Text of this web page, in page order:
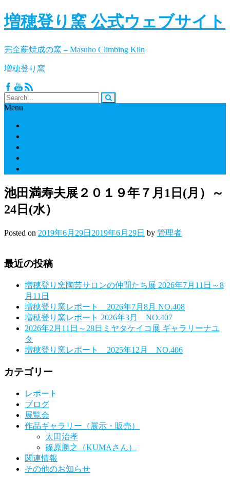
増穂登り窯 公式ウェブサイト
完全薪焼成の窯 – Masuho Climbing Kiln
増穂登り窯
Menu
池田満寿夫展２０１９年７月1日(月）～
24日(水）
Posted on 2019年6月29日 2019年6月29日 by 管理者
最近の投稿
増穂登り窯陶芸サロンの仲間たち展 2026年7月11日～8
月11日
増穂登り窯レポート 2026年7月8月 NO.408
増穂登り窯レポート 2026年3月 NO.407
2026年2月11日～28日ミヤタケイコ展 ギャラリーナユ
タ
増穂登り窯レポート 2025年12月 NO.406
カテゴリー
レポート
ブログ
展覧会
作品ギャラリー（展示・販売）
太田治孝
篠原勝之（KUMAさん）
関連情報
その他のお知らせ